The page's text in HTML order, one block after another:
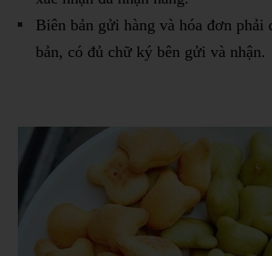
Biên bản gửi hàng và hóa đơn phải
bản, có đủ chữ ký bên gửi và nhận.